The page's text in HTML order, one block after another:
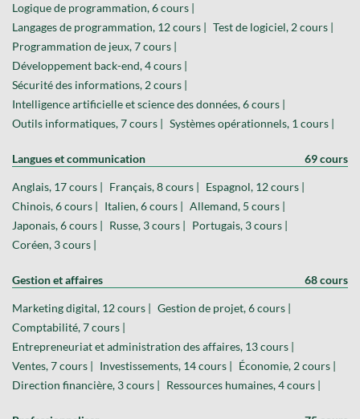
Logique de programmation, 6 cours |
Langages de programmation, 12 cours | Test de logiciel, 2 cours |
Programmation de jeux, 7 cours |
Développement back-end, 4 cours |
Sécurité des informations, 2 cours |
Intelligence artificielle et science des données, 6 cours |
Outils informatiques, 7 cours | Systèmes opérationnels, 1 cours |
Langues et communication 69 cours
Anglais, 17 cours | Français, 8 cours | Espagnol, 12 cours |
Chinois, 6 cours | Italien, 6 cours | Allemand, 5 cours |
Japonais, 6 cours | Russe, 3 cours | Portugais, 3 cours |
Coréen, 3 cours |
Gestion et affaires 68 cours
Marketing digital, 12 cours | Gestion de projet, 6 cours |
Comptabilité, 7 cours |
Entrepreneuriat et administration des affaires, 13 cours |
Ventes, 7 cours | Investissements, 14 cours | Économie, 2 cours |
Direction financière, 3 cours | Ressources humaines, 4 cours |